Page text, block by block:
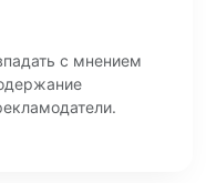
с мнением